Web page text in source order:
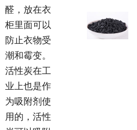
醛，放在衣
柜里面可以
防止衣物受
潮和霉变。
活性炭在工
业上也是作
为吸附剂使
用的，活性